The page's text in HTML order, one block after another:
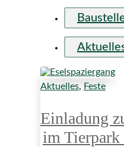
Aktuelles, Feste
Einladung
im Tierpark